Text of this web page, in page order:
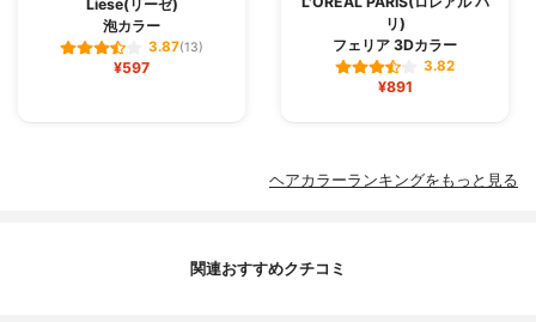
Liese(リーゼ)
泡カラー
3.87(13)
¥597
リ)
フェリア 3Dカラー
3.82
¥891
ヘアカラーランキングをもっと見る
関連おすすめクチコミ